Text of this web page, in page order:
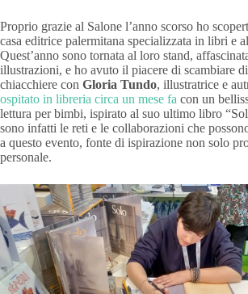
Proprio grazie al Salone l’anno scorso ho
casa editrice palermitana specializzata in libri e
Quest’anno sono tornata al loro stand,
illustrazioni, e ho avuto il piacere di scambiare
chiacchiere con Gloria Tundo, illustratrice e
ospitato in libreria circa un mese fa con un
lettura per bimbi, ispirato al suo ultimo libro
sono infatti le reti e le collaborazioni che
a questo evento, fonte di ispirazione non solo
personale.